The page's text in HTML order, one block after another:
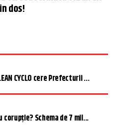
dos!
CYCLO cere Prefecturii ...
corupție? Schema de 7 mil...